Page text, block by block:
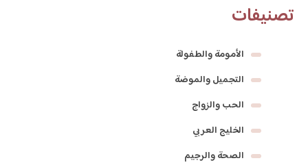
تصنيفات
الأمومة والطفولة
التجميل والموضة
الحب والزواج
الخليج العربي
الصحة والرجيم